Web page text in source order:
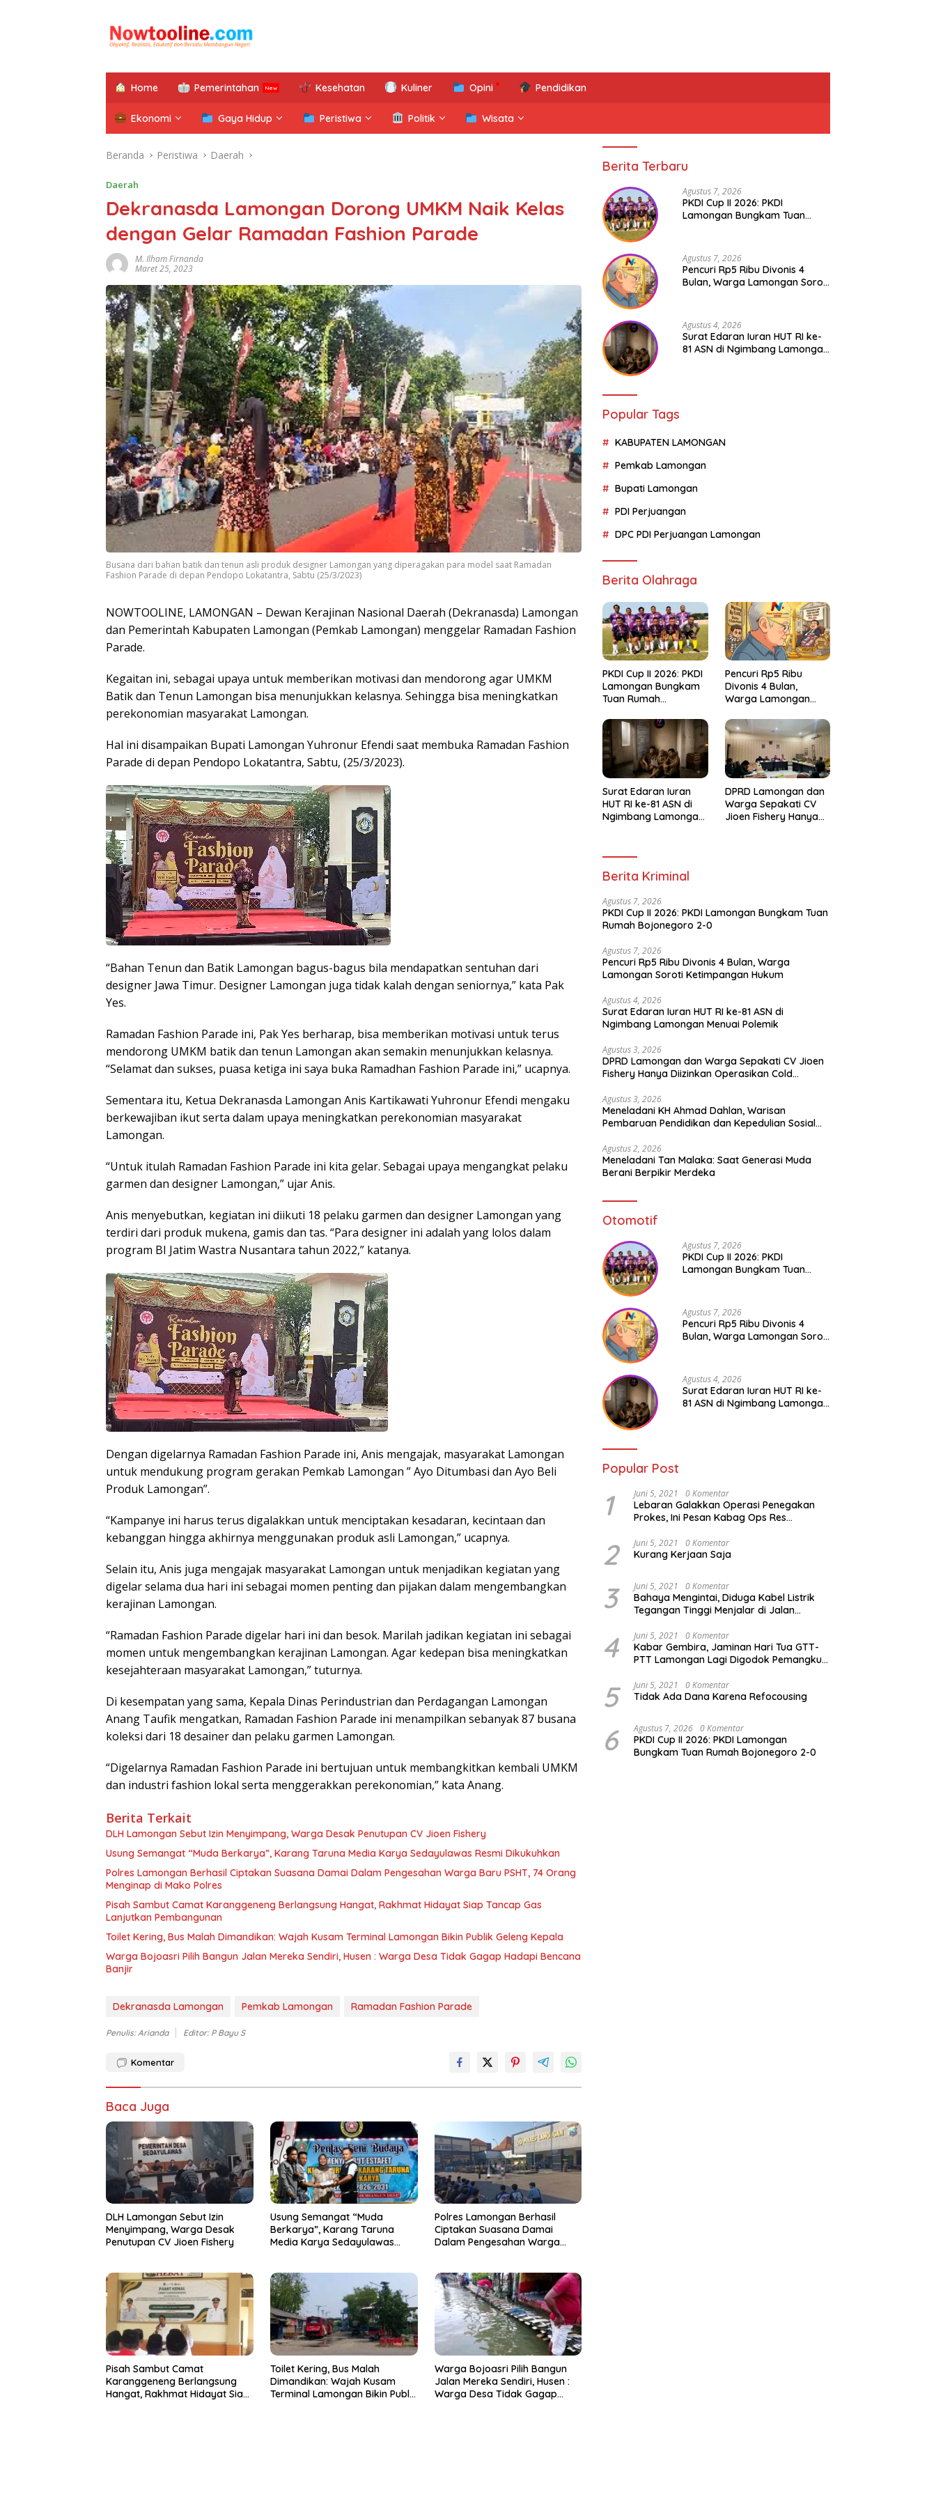
Home Pemerintahan Kesehatan Kuliner Opini Pendidikan
Ekonomi Gaya Hidup Peristiwa Politik Wisata
Beranda Peristiwa Daerah
Daerah
Dekranasda Lamongan Dorong UMKM Naik Kelas
dengan Gelar Ramadan Fashion Parade
M. Ilham Firnanda
Maret 25, 2023
Busana dari bahan batik dan tenun asli produk designer Lamongan yang diperagakan para model saat Ramadan
Fashion Parade di depan Pendopo Lokatantra, Sabtu (25/3/2023)
NOWTOOLINE, LAMONGAN – Dewan Kerajinan Nasional Daerah (Dekranasda) Lamongan
dan Pemerintah Kabupaten Lamongan (Pemkab Lamongan) menggelar Ramadan Fashion
Parade.
Kegaitan ini, sebagai upaya untuk memberikan motivasi dan mendorong agar UMKM
Batik dan Tenun Lamongan bisa menunjukkan kelasnya. Sehingga bisa meningkatkan
perekonomian masyarakat Lamongan.
Hal ini disampaikan Bupati Lamongan Yuhronur Efendi saat membuka Ramadan Fashion
Parade di depan Pendopo Lokatantra, Sabtu, (25/3/2023).
“Bahan Tenun dan Batik Lamongan bagus-bagus bila mendapatkan sentuhan dari
designer Jawa Timur. Designer Lamongan juga tidak kalah dengan seniornya,” kata Pak
Yes.
Ramadan Fashion Parade ini, Pak Yes berharap, bisa memberikan motivasi untuk terus
mendorong UMKM batik dan tenun Lamongan akan semakin menunjukkan kelasnya.
“Selamat dan sukses, puasa ketiga ini saya buka Ramadhan Fashion Parade ini,” ucapnya.
Sementara itu, Ketua Dekranasda Lamongan Anis Kartikawati Yuhronur Efendi mengaku
berkewajiban ikut serta dalam upaya meningkatkan perekonomian masyarakat
Lamongan.
“Untuk itulah Ramadan Fashion Parade ini kita gelar. Sebagai upaya mengangkat pelaku
garmen dan designer Lamongan,” ujar Anis.
Anis menyebutkan, kegiatan ini diikuti 18 pelaku garmen dan designer Lamongan yang
terdiri dari produk mukena, gamis dan tas. “Para designer ini adalah yang lolos dalam
program BI Jatim Wastra Nusantara tahun 2022,” katanya.
Dengan digelarnya Ramadan Fashion Parade ini, Anis mengajak, masyarakat Lamongan
untuk mendukung program gerakan Pemkab Lamongan ” Ayo Ditumbasi dan Ayo Beli
Produk Lamongan”.
“Kampanye ini harus terus digalakkan untuk menciptakan kesadaran, kecintaan dan
kebanggan hingga akhirnya menggunakan produk asli Lamongan,” ucapnya.
Selain itu, Anis juga mengajak masyarakat Lamongan untuk menjadikan kegiatan yang
digelar selama dua hari ini sebagai momen penting dan pijakan dalam mengembangkan
kerajinan Lamongan.
“Ramadan Fashion Parade digelar hari ini dan besok. Marilah jadikan kegiatan ini sebagai
momen untuk mengembangkan kerajinan Lamongan. Agar kedepan bisa meningkatkan
kesejahteraan masyarakat Lamongan,” tuturnya.
Di kesempatan yang sama, Kepala Dinas Perindustrian dan Perdagangan Lamongan
Anang Taufik mengatkan, Ramadan Fashion Parade ini menampilkan sebanyak 87 busana
koleksi dari 18 desainer dan pelaku garmen Lamongan.
“Digelarnya Ramadan Fashion Parade ini bertujuan untuk membangkitkan kembali UMKM
dan industri fashion lokal serta menggerakkan perekonomian,” kata Anang.
Berita Terkait
DLH Lamongan Sebut Izin Menyimpang, Warga Desak Penutupan CV Jioen Fishery
Usung Semangat “Muda Berkarya”, Karang Taruna Media Karya Sedayulawas Resmi Dikukuhkan
Polres Lamongan Berhasil Ciptakan Suasana Damai Dalam Pengesahan Warga Baru PSHT, 74 Orang
Menginap di Mako Polres
Pisah Sambut Camat Karanggeneng Berlangsung Hangat, Rakhmat Hidayat Siap Tancap Gas
Lanjutkan Pembangunan
Toilet Kering, Bus Malah Dimandikan: Wajah Kusam Terminal Lamongan Bikin Publik Geleng Kepala
Warga Bojoasri Pilih Bangun Jalan Mereka Sendiri, Husen : Warga Desa Tidak Gagap Hadapi Bencana
Banjir
Dekranasda Lamongan Pemkab Lamongan Ramadan Fashion Parade
Penulis: Arianda Editor: P Bayu S
Komentar
Baca Juga
DLH Lamongan Sebut Izin
Menyimpang, Warga Desak
Penutupan CV Jioen Fishery
Usung Semangat “Muda
Berkarya”, Karang Taruna
Media Karya Sedayulawas
Polres Lamongan Berhasil
Ciptakan Suasana Damai
Dalam Pengesahan Warga
Pisah Sambut Camat
Karanggeneng Berlangsung
Hangat, Rakhmat Hidayat Siap
Toilet Kering, Bus Malah
Dimandikan: Wajah Kusam
Terminal Lamongan Bikin Publik
Warga Bojoasri Pilih Bangun
Jalan Mereka Sendiri, Husen :
Warga Desa Tidak Gagap
Berita Terbaru
Agustus 7, 2026
PKDI Cup II 2026: PKDI
Lamongan Bungkam Tuan
Agustus 7, 2026
Pencuri Rp5 Ribu Divonis 4
Bulan, Warga Lamongan Soroti
Agustus 4, 2026
Surat Edaran Iuran HUT RI ke-
81 ASN di Ngimbang Lamongan
Popular Tags
KABUPATEN LAMONGAN
Pemkab Lamongan
Bupati Lamongan
PDI Perjuangan
DPC PDI Perjuangan Lamongan
Berita Olahraga
PKDI Cup II 2026: PKDI
Lamongan Bungkam
Tuan Rumah
Pencuri Rp5 Ribu
Divonis 4 Bulan,
Warga Lamongan
Hukum
Surat Edaran Iuran
HUT RI ke-81 ASN di
Ngimbang Lamongan
DPRD Lamongan dan
Warga Sepakati CV
Jioen Fishery Hanya
Berita Kriminal
Agustus 7, 2026
PKDI Cup II 2026: PKDI Lamongan Bungkam Tuan
Rumah Bojonegoro 2-0
Agustus 7, 2026
Pencuri Rp5 Ribu Divonis 4 Bulan, Warga
Lamongan Soroti Ketimpangan Hukum
Agustus 4, 2026
Surat Edaran Iuran HUT RI ke-81 ASN di
Ngimbang Lamongan Menuai Polemik
Agustus 3, 2026
DPRD Lamongan dan Warga Sepakati CV Jioen
Fishery Hanya Diizinkan Operasikan Cold
Agustus 3, 2026
Meneladani KH Ahmad Dahlan, Warisan
Pembaruan Pendidikan dan Kepedulian Sosial
Agustus 2, 2026
Meneladani Tan Malaka: Saat Generasi Muda
Berani Berpikir Merdeka
Otomotif
Agustus 7, 2026
PKDI Cup II 2026: PKDI
Lamongan Bungkam Tuan
Agustus 7, 2026
Pencuri Rp5 Ribu Divonis 4
Bulan, Warga Lamongan Soroti
Agustus 4, 2026
Surat Edaran Iuran HUT RI ke-
81 ASN di Ngimbang Lamongan
Popular Post
1 Juni 5, 2021 0 Komentar
Lebaran Galakkan Operasi Penegakan
Prokes, Ini Pesan Kabag Ops Res
2 Juni 5, 2021 0 Komentar
Kurang Kerjaan Saja
3 Juni 5, 2021 0 Komentar
Bahaya Mengintai, Diduga Kabel Listrik
Tegangan Tinggi Menjalar di Jalan
4 Juni 5, 2021 0 Komentar
Kabar Gembira, Jaminan Hari Tua GTT-
PTT Lamongan Lagi Digodok Pemangku
5 Juni 5, 2021 0 Komentar
Tidak Ada Dana Karena Refocousing
6 Agustus 7, 2026 0 Komentar
PKDI Cup II 2026: PKDI Lamongan
Bungkam Tuan Rumah Bojonegoro 2-0